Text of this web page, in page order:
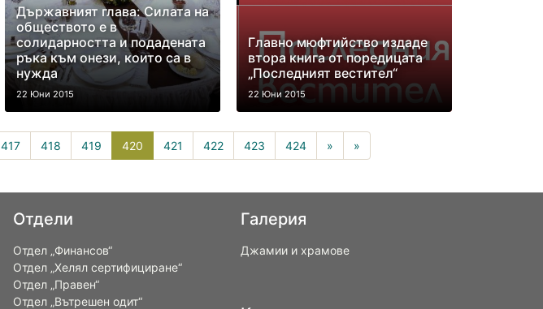
Държавният глава: Силата на
обществото е в
солидарността и подадената
ръка към онези, които са в
нужда
22 Юни 2015
Главно мюфтийство издаде
втора книга от поредицата
„Последният вестител“
22 Юни 2015
417 418 419 420420(current)
421 422 423 424 » »
Отдели
Отдел „Финансов“
Отдел „Хелял сертифициране“
Отдел „Правен“
Отдел „Вътрешен одит“
Галерия
Джамии и храмове